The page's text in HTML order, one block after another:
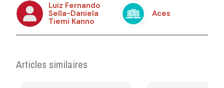
Luiz Fernando
Sella-Daniela
Tiemi Kanno
Aces
Articles similaires